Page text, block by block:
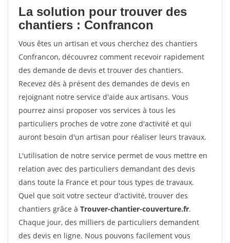
La solution pour trouver des
chantiers : Confrancon
Vous êtes un artisan et vous cherchez des chantiers
Confrancon, découvrez comment recevoir rapidement
des demande de devis et trouver des chantiers.
Recevez dès à présent des demandes de devis en
rejoignant notre service d'aide aux artisans. Vous
pourrez ainsi proposer vos services à tous les
particuliers proches de votre zone d'activité et qui
auront besoin d'un artisan pour réaliser leurs travaux.
L'utilisation de notre service permet de vous mettre en
relation avec des particuliers demandant des devis
dans toute la France et pour tous types de travaux.
Quel que soit votre secteur d'activité, trouver des
chantiers grâce à Trouver-chantier-couverture.fr.
Chaque jour, des milliers de particuliers demandent
des devis en ligne. Nous pouvons facilement vous